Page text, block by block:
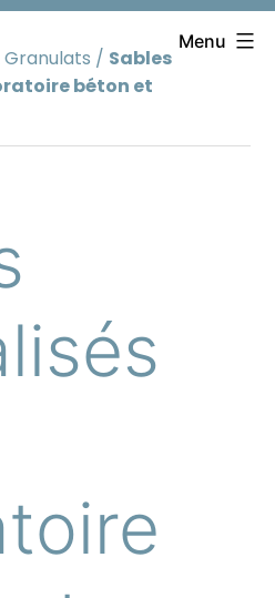
Menu
Granulats / Sables
béton et